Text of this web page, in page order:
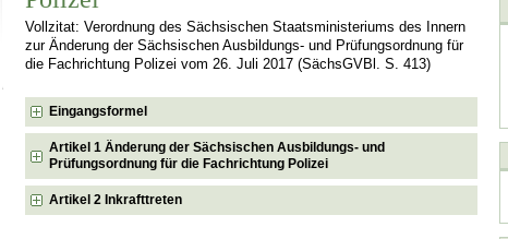
Vollzitat: Verordnung des Sächsischen Staatsministeriums des Innern
zur Änderung der Sächsischen Ausbildungs- und Prüfungsordnung für
die Fachrichtung Polizei vom 26. Juli 2017 (SächsGVBl. S. 413)
Eingangsformel
Artikel 1 Änderung der Sächsischen Ausbildungs- und
Prüfungsordnung für die Fachrichtung Polizei
Artikel 2 Inkrafttreten